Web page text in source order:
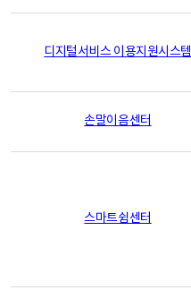
디지털서비스 이용지원시스템
손말이음센터
스마트쉼센터